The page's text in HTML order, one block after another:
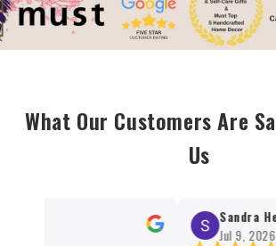
What Our Customers Are
Us
Sandra
Jul 9, 2026